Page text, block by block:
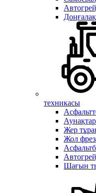
техникасы
Аунақтар
Жер
Жол
Шағын